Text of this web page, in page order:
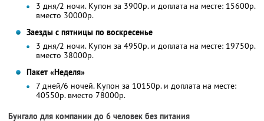
3 дня/2 ночи. Купон за 3900р. и доплата на месте: 15600р.
вместо 30000р.
Заезды с пятницы по воскресенье
3 дня/2 ночи. Купон за 4950р. и доплата на месте: 19750р.
вместо 38000р.
Пакет «Неделя»
7 дней/6 ночей. Купон за 10150р. и доплата на месте:
40550р. вместо 78000р.
Бунгало для компании до 6 человек без питания